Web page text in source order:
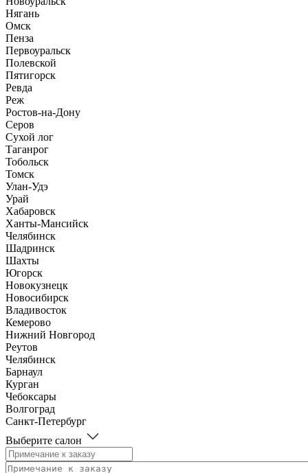
Нягань
Омск
Пенза
Первоуральск
Полевской
Пятигорск
Ревда
Реж
Ростов-на-Дону
Серов
Сухой лог
Таганрог
Тобольск
Томск
Улан-Удэ
Урай
Хабаровск
Ханты-Мансийск
Челябинск
Шадринск
Шахты
Югорск
Новокузнецк
Новосибирск
Владивосток
Кемерово
Нижний Новгород
Реутов
Челябинск
Барнаул
Курган
Чебоксары
Волгоград
Санкт-Петербург
Выберите салон